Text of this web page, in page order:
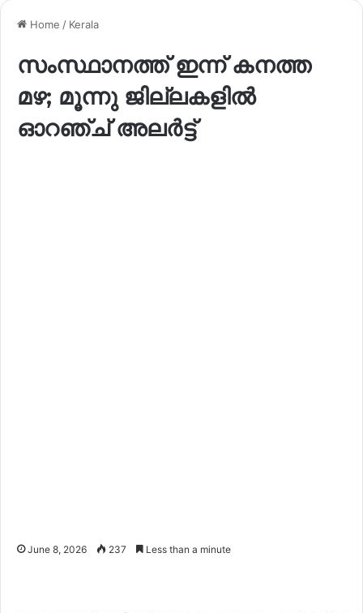
Home / Kerala
സംസ്ഥാനത്ത് ഇന്ന് കനത്ത
മഴ; മൂന്നു ജില്ലകളിൽ
ഓറഞ്ച് അലർട്ട്
June 8, 2026 237 Less than a minute